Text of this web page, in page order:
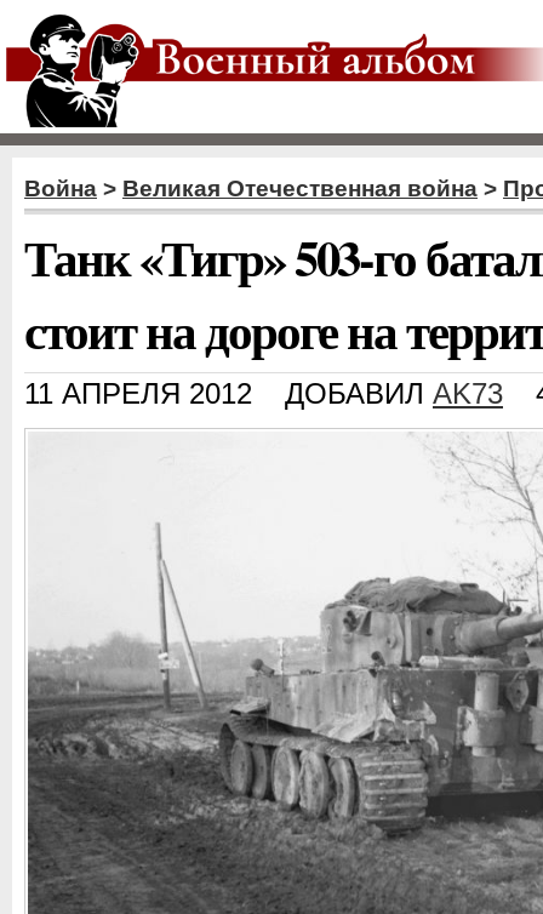
Война > Великая Отечественная война >
Танк «Тигр» 503-го
стоит на дороге на
11 АПРЕЛЯ 2012 ДОБАВИЛ AK73